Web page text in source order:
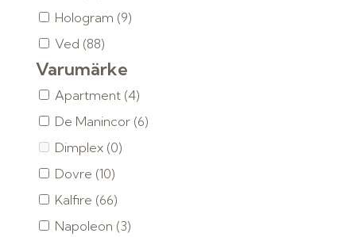
Hologram (9)
Ved (88)
Varumärke
Apartment (4)
De Manincor (6)
Dimplex (0)
Dovre (10)
Kalfire (66)
Napoleon (3)